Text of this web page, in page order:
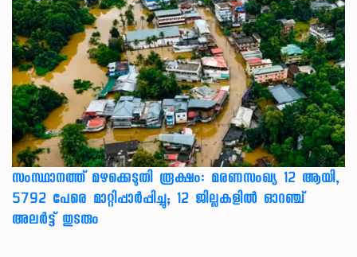
സംസ്ഥാനത്ത് മഴക്കെടുതി രൂക്ഷം: മരണസംഖ്യ 12 ആയി,
5792 പേരെ മാറ്റിപ്പാർപ്പിച്ചു; 12 ജില്ലകളിൽ ഓറഞ്ച്
അലർട്ട് തുടരും